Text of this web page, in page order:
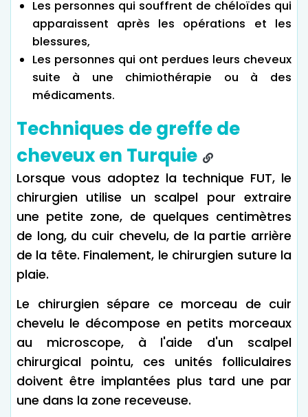
Les personnes qui souffrent de chéloïdes qui
apparaissent après les opérations et les
blessures,
Les personnes qui ont perdues leurs cheveux
suite à une chimiothérapie ou à des
médicaments.
Techniques de greffe de
cheveux en Turquie
Lorsque vous adoptez la technique FUT, le
chirurgien utilise un scalpel pour extraire
une petite zone, de quelques centimètres
de long, du cuir chevelu, de la partie arrière
de la tête. Finalement, le chirurgien suture la
plaie.
Le chirurgien sépare ce morceau de cuir
chevelu le décompose en petits morceaux
au microscope, à l'aide d'un scalpel
chirurgical pointu, ces unités folliculaires
doivent être implantées plus tard une par
une dans la zone receveuse.